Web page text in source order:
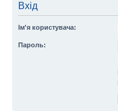
Вхід
Ім'я користувача:
Пароль: